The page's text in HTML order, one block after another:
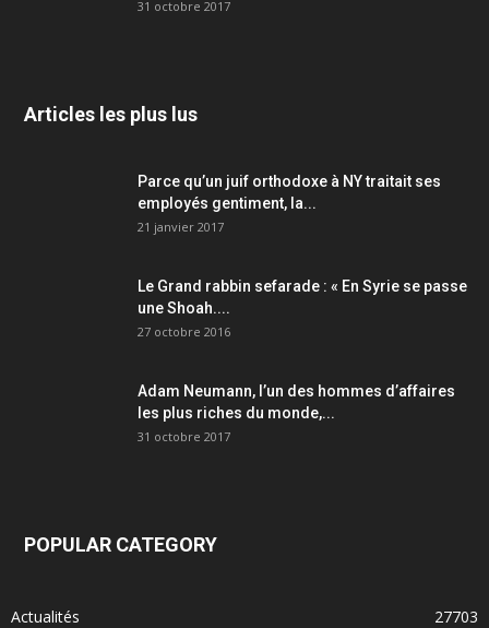
31 octobre 2017
Articles les plus lus
Parce qu’un juif orthodoxe à NY traitait ses
employés gentiment, la...
21 janvier 2017
Le Grand rabbin sefarade : « En Syrie se passe
une Shoah....
27 octobre 2016
Adam Neumann, l’un des hommes d’affaires
les plus riches du monde,...
31 octobre 2017
POPULAR CATEGORY
Actualités
27703